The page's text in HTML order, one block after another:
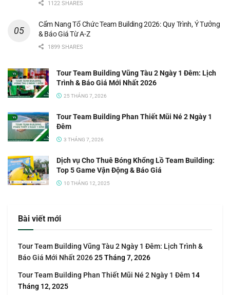
1122 SHARES
Cẩm Nang Tổ Chức Team Building 2026: Quy Trình, Ý Tưởng
& Báo Giá Từ A-Z
1899 SHARES
Tour Team Building Vũng Tàu 2 Ngày 1 Đêm: Lịch
Trình & Báo Giá Mới Nhất 2026
25 THÁNG 7, 2026
Tour Team Building Phan Thiết Mũi Né 2 Ngày 1
Đêm
3 THÁNG 7, 2026
Dịch vụ Cho Thuê Bóng Khổng Lồ Team Building:
Top 5 Game Vận Động & Báo Giá
10 THÁNG 12, 2025
Bài viết mới
Tour Team Building Vũng Tàu 2 Ngày 1 Đêm: Lịch Trình &
Báo Giá Mới Nhất 202625 Tháng 7, 2026
Tour Team Building Phan Thiết Mũi Né 2 Ngày 1 Đêm 14
Tháng 12, 2025